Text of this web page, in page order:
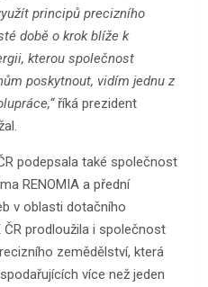
principů precizního
době o krok blíže k
kterou společnost
poskytnout, vidím jednu z
říká prezident
podepsala také společnost
RENOMIA a přední
v oblasti dotačního
prodloužila i společnost
zemědělství, která
více než jeden